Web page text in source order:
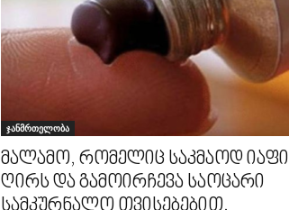
ჯანმრთელობა
მალამო, რომელიც საკმაოდ იაფი
ღირს და გამოირჩევა საოცარი